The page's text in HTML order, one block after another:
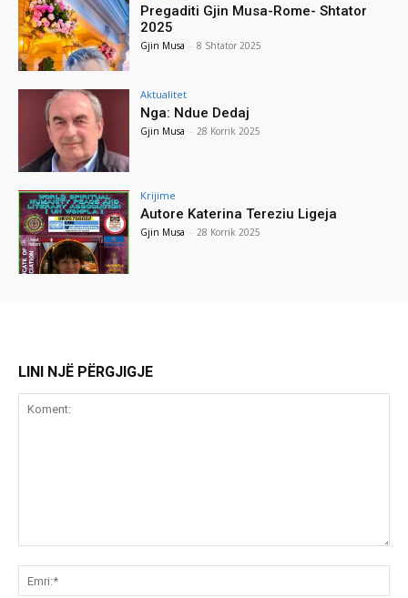
Pregaditi Gjin Musa-Rome- Shtator
2025
Gjin Musa - 8 Shtator 2025
Aktualitet
Nga: Ndue Dedaj
Gjin Musa - 28 Korrik 2025
Krijime
Autore Katerina Tereziu Ligeja
Gjin Musa - 28 Korrik 2025
LINI NJË PËRGJIGJE